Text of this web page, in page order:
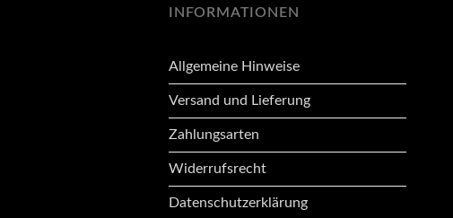
INFORMATIONEN
Allgemeine Hinweise
Versand und Lieferung
Zahlungsarten
Widerrufsrecht
Datenschutzerklärung